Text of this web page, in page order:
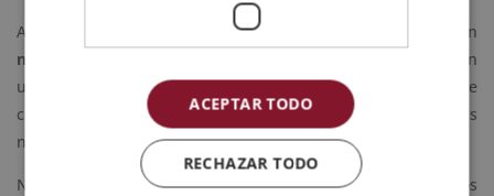
Así pues, si quieres conocer más sobre las funciones de un
naturópata
es imprescindible profundizar en el tema con
una formación de calidad y alto nivel académico que cuente
con una metodología de estudio que se ajuste a tus
necesidades.
Nuestra especialización, enfocada en abordar todos los
ACEPTAR TODO
RECHAZAR TODO